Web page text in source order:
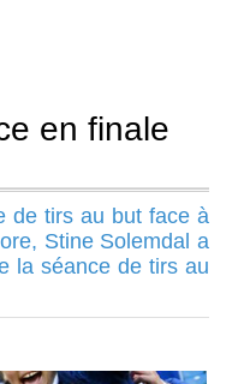
en finale
de tirs au but face à
Stine Solemdal a
la séance de tirs au